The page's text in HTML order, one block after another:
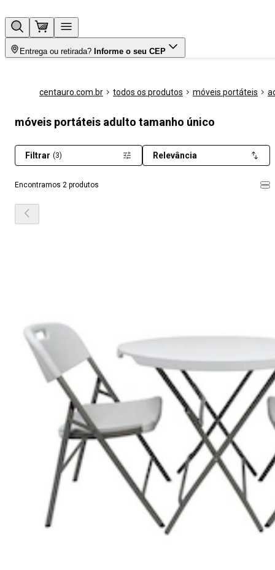
Entrega ou retirada? Informe o seu CEP
centauro.com.br todos os produtos móveis portáteis
móveis portáteis adulto tamanho único
Encontramos 2 produtos
Filtrar (3) Relevância